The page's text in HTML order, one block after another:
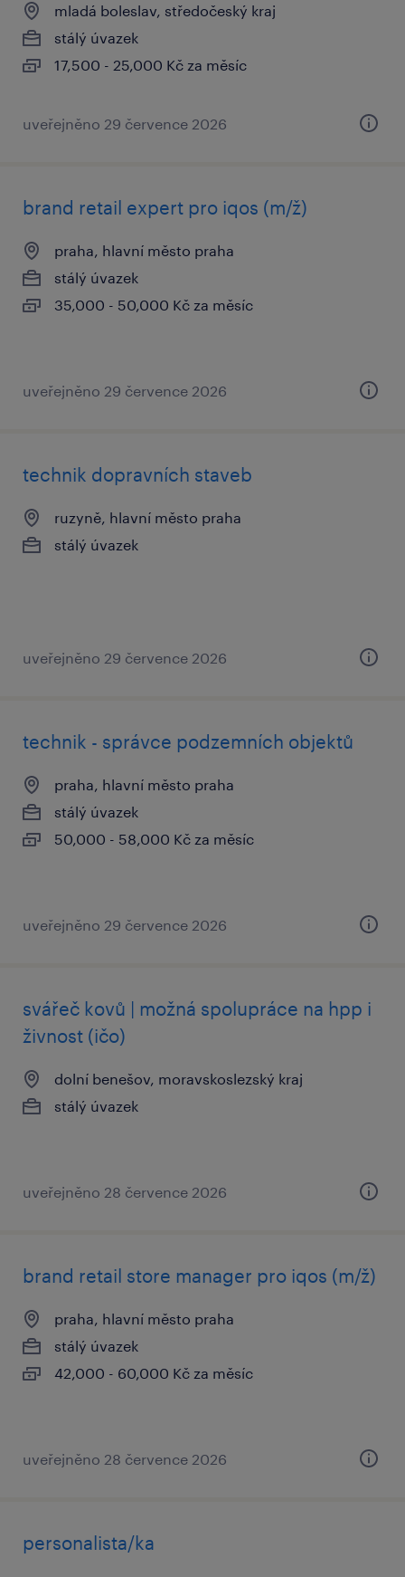
mladá boleslav, středočeský kraj
stálý úvazek
17,500 - 25,000 Kč za měsíc
uveřejněno 29 července 2026
brand retail expert pro iqos (m/ž)
praha, hlavní město praha
stálý úvazek
35,000 - 50,000 Kč za měsíc
uveřejněno 29 července 2026
technik dopravních staveb
ruzyně, hlavní město praha
stálý úvazek
uveřejněno 29 července 2026
technik - správce podzemních objektů
praha, hlavní město praha
stálý úvazek
50,000 - 58,000 Kč za měsíc
uveřejněno 29 července 2026
svářeč kovů | možná spolupráce na hpp i
živnost (ičo)
dolní benešov, moravskoslezský kraj
stálý úvazek
uveřejněno 28 července 2026
brand retail store manager pro iqos (m/ž)
praha, hlavní město praha
stálý úvazek
42,000 - 60,000 Kč za měsíc
uveřejněno 28 července 2026
personalista/ka